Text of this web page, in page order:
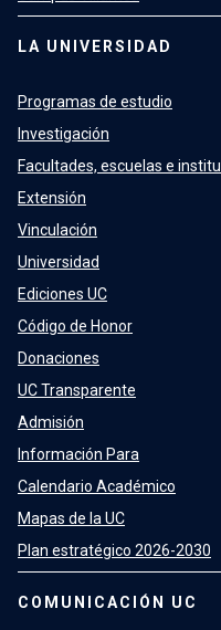
LA UNIVERSIDAD
Programas de estudio
Investigación
Facultades, escuelas e
Extensión
Vinculación
Universidad
Ediciones UC
Código de Honor
Donaciones
UC Transparente
Admisión
Información Para
Calendario Académico
Mapas de la UC
Plan estratégico 2026-2030
COMUNICACIÓN UC